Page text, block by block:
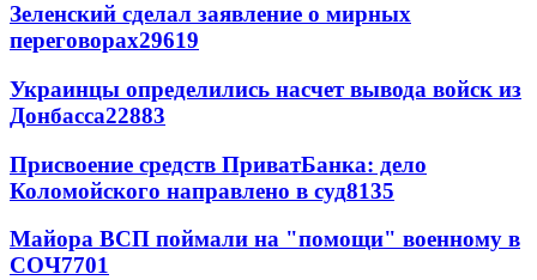
Зеленский сделал заявление о мирных
переговорах29619
Украинцы определились насчет вывода войск из
Донбасса22883
Присвоение средств ПриватБанка: дело
Коломойского направлено в суд8135
Майора ВСП поймали на "помощи" военному в
СОЧ7701